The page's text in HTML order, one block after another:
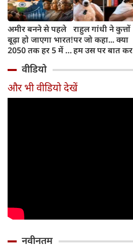
अमीर बनने से पहले
बूढ़ा हो जाएगा भारत!
2050 तक हर 5 में 1
साल से ज्यादा उम्र का
राहुल गांधी ने कुत्तों
पर जो कहा... क्या
हम उस पर बात कर
वीडियो
और भी वीडियो देखें
नवीनतम